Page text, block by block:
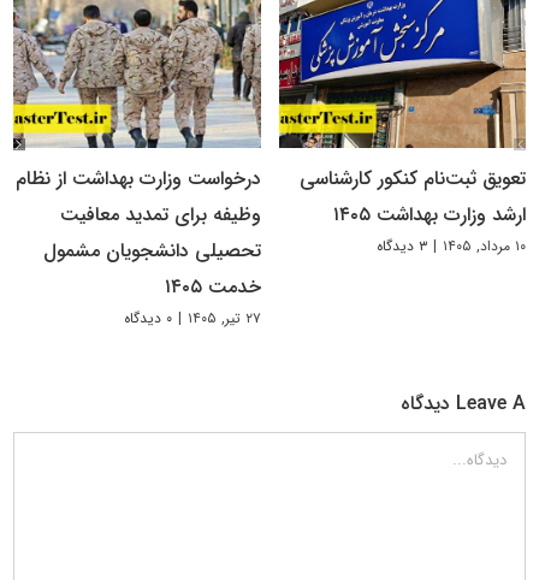
تعویق ثبت‌نام کنکور کارشناسی
ارشد وزارت بهداشت ۱۴۰۵
۱۰ مرداد, ۱۴۰۵ | ۳ دیدگاه
درخواست وزارت بهداشت از نظام
وظیفه برای تمدید معافیت
تحصیلی دانشجویان مشمول
خدمت ۱۴۰۵
۲۷ تیر, ۱۴۰۵ | ۰ دیدگاه
Leave A دیدگاه
دیدگاه